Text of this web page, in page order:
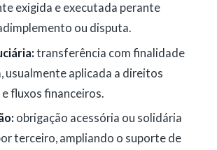
exigida e executada perante
ou disputa.
transferência com finalidade
usualmente aplicada a direitos
fluxos financeiros.
obrigação acessória ou solidária
terceiro, ampliando o suporte de